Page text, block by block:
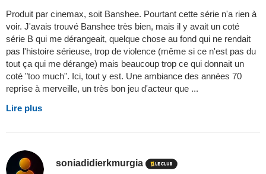
Produit par cinemax, soit Banshee. Pourtant cette série n'a rien à
voir. J'avais trouvé Banshee très bien, mais il y avait un coté
série B qui me dérangeait, quelque chose au fond qui ne rendait
pas l'histoire sérieuse, trop de violence (même si ce n'est pas du
tout ça qui me dérange) mais beaucoup trop ce qui donnait un
coté "too much". Ici, tout y est. Une ambiance des années 70
reprise à merveille, un très bon jeu d'acteur que ...
Lire plus
soniadidierkmurgia